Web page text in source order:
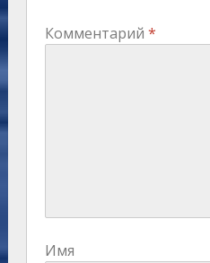
Комментарий *
Имя